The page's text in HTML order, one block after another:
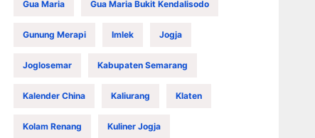
Gua Maria Gua Maria Bukit Kendalisodo
Gunung Merapi Imlek Jogja
Joglosemar Kabupaten Semarang
Kalender China Kaliurang Klaten
Kolam Renang Kuliner Jogja